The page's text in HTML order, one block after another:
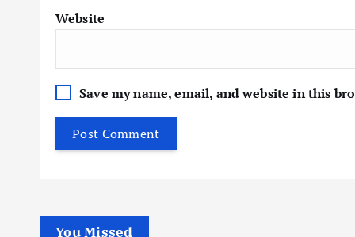
Website
Save my name, email, and website in this
You Missed